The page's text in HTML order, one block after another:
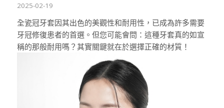
2025-02-19
全瓷冠牙套因其出色的美觀性和耐用性，已成為許多需要
牙冠修復患者的首選。但您可能會問：這種牙套真的如宣
稱的那般耐用嗎？其實關鍵就在於選擇正確的材質！